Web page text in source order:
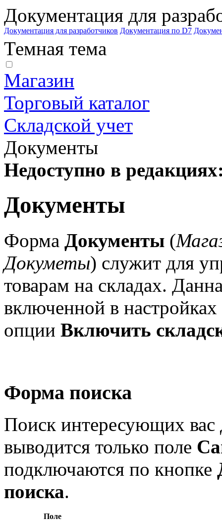
Документация для
Документация для разработчиков Документация по D7
Темная тема
Магазин
Торговый каталог
Складской учет
Документы
Недоступно в
Документы
Форма Документы (
Докуметы) служит для
товарам на складах.
включенной в
опции Включить
Форма поиска
Поиск интересующих
выводится только поле
подключаются по кнопке
поиска.
Поле